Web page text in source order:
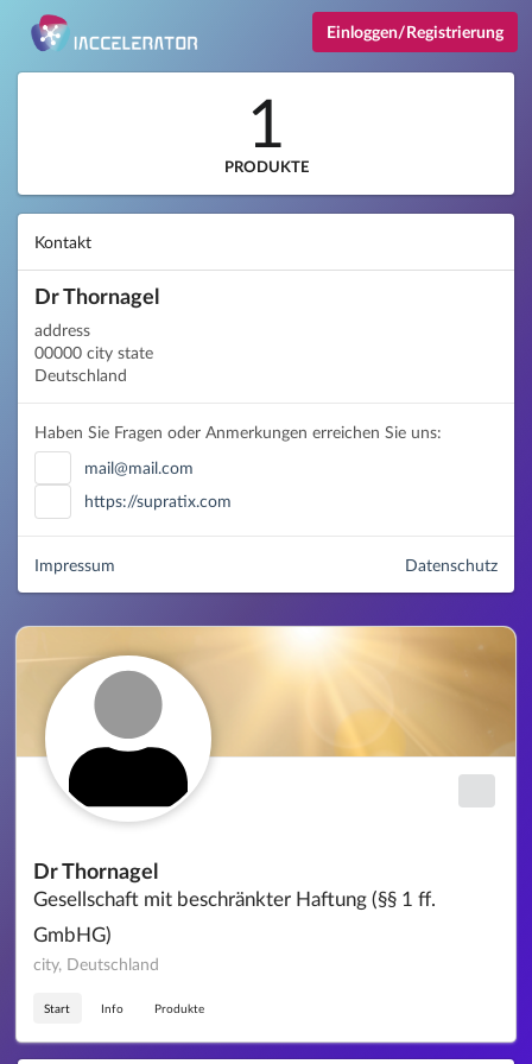
Einloggen/Registrierung
Dr Thornagel
Gesellschaft mit beschränkter Haftung (§§ 1 ff.
GmbHG)
city, Deutschland
Start Info Produkte
1
PRODUKTE
Kontakt
Dr Thornagel
address
00000 city state
Deutschland
Haben Sie Fragen oder Anmerkungen erreichen Sie uns:
mail@mail.com
https://supratix.com
Datenschutz
Impressum